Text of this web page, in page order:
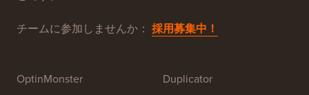
Balkhiによって設立されました。このサイトの主な目
リアルやその他のトレーニングリソースを提供するこ